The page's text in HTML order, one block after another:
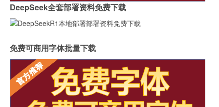
DeepSeek全套部署资料免费下载
免费可商用字体批量下载